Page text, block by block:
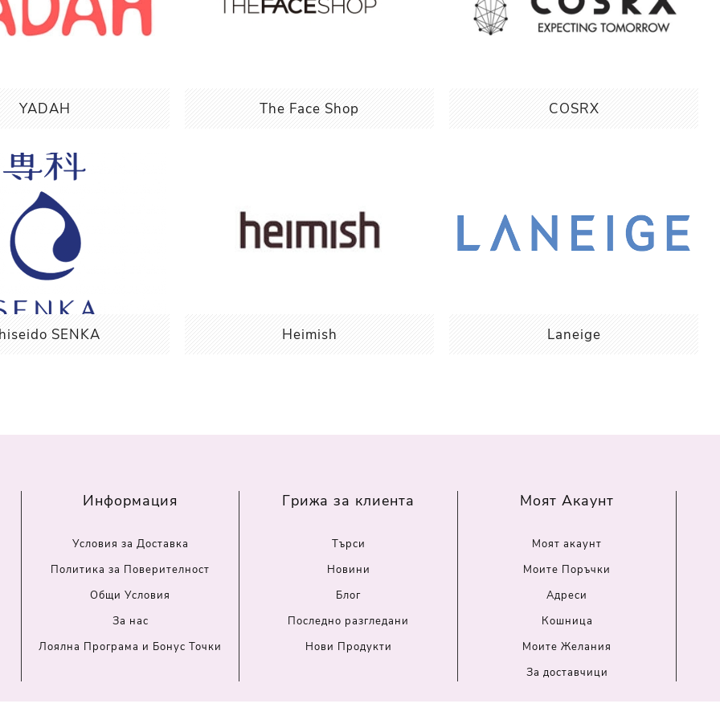
YADAH The Face Shop COSRX
SENKA Heimish Laneige
Информация
Условия за Доставка
Политика за Поверителност
Общи Условия
За нас
Лоялна Програма и Бонус Точки
Грижа за клиента
Търси
Новини
Блог
Последно разгледани
Нови Продукти
Моят Акаунт
Моят акаунт
Моите Поръчки
Адреси
Кошница
Моите Желания
За доставчици